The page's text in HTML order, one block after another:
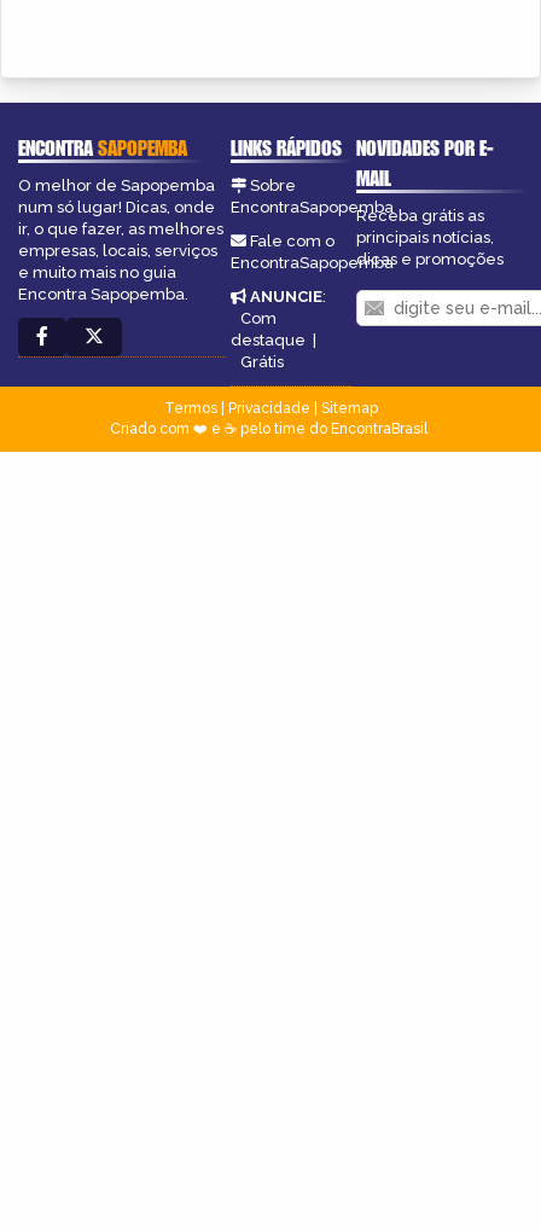
ENCONTRASAPOPEMBA
O melhor de Sapopemba
num só lugar! Dicas, onde
ir, o que fazer, as melhores
empresas, locais, serviços
e muito mais no guia
Encontra Sapopemba.
LINKS RÁPIDOS
Sobre
EncontraSapopemba
Fale com o
EncontraSapopemba
ANUNCIE:
Com
destaque |
Grátis
NOVIDADES POR E-
MAIL
Receba grátis as
principais notícias,
dicas e promoções
Termos| Privacidade
Sitemap
Criado com ❤️ e ☕ pelo time do EncontraBrasil